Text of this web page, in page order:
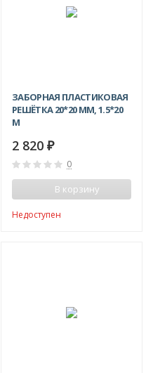
ЗАБОРНАЯ ПЛАСТИКОВАЯ
РЕШЁТКА 20*20 ММ, 1.5*20
М
2 820 ₽
0
В корзину
Недоступен